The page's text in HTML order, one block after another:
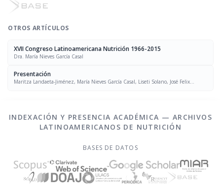
OTROS ARTÍCULOS
XVII Congreso Latinoamericana Nutrición 1966-2015
Dra. María Nieves García Casal
Presentación
Maritza Landaeta-Jiménez, María Nieves García Casal, Liseti Solano, José Felix
INDEXACIÓN Y PRESENCIA ACADÉMICA — ARCHIVOS
LATINOAMERICANOS DE NUTRICIÓN
BASES DE DATOS